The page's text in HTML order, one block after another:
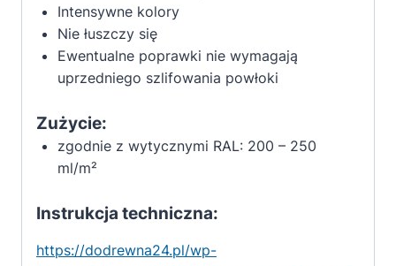
Intensywne kolory
Nie łuszczy się
Ewentualne poprawki nie wymagają
uprzedniego szlifowania powłoki
Zużycie:
zgodnie z wytycznymi RAL: 200 – 250
ml/m²
Instrukcja techniczna:
https://dodrewna24.pl/wp-